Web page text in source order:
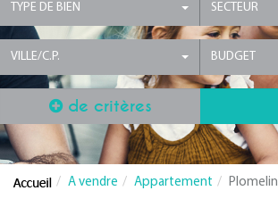
TYPE DE BIEN SECTEUR
VILLE/C.P. BUDGET
de critères
A vendre Appartement Plomelin